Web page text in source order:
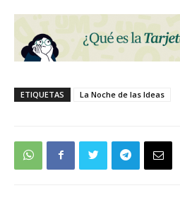
ETIQUETAS La Noche de las Ideas